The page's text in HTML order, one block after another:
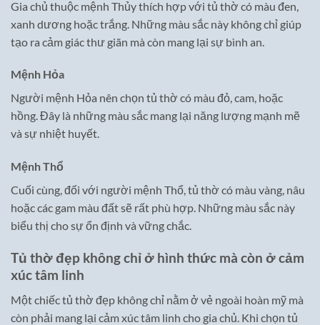
Gia chủ thuộc mệnh Thủy thích hợp với tủ thờ có màu đen,
xanh dương hoặc trắng. Những màu sắc này không chỉ giúp
tạo ra cảm giác thư giãn mà còn mang lại sự bình an.
Mệnh Hỏa
Người mệnh Hỏa nên chọn tủ thờ có màu đỏ, cam, hoặc
hồng. Đây là những màu sắc mang lại năng lượng mạnh mẽ
và sự nhiệt huyết.
Mệnh Thổ
Cuối cùng, đối với người mệnh Thổ, tủ thờ có màu vàng, nâu
hoặc các gam màu đất sẽ rất phù hợp. Những màu sắc này
biểu thị cho sự ổn định và vững chắc.
Tủ thờ đẹp không chỉ ở hình thức mà còn ở cảm
xúc tâm linh
Một chiếc tủ thờ đẹp không chỉ nằm ở vẻ ngoài hoàn mỹ mà
còn phải mang lại cảm xúc tâm linh cho gia chủ. Khi chọn tủ